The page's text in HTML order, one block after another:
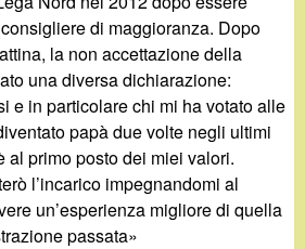
di maggioranza. Dopo
la non accettazione della
una diversa dichiarazione:
e in particolare chi mi ha votato alle
papà due volte negli ultimi
al primo posto dei miei valori.
l’incarico impegnandomi al
un’esperienza migliore di quella
passata»